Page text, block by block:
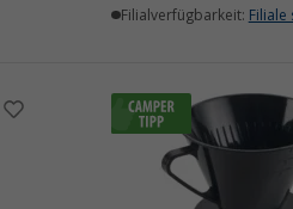
Filialverfügbarkeit: Filiale